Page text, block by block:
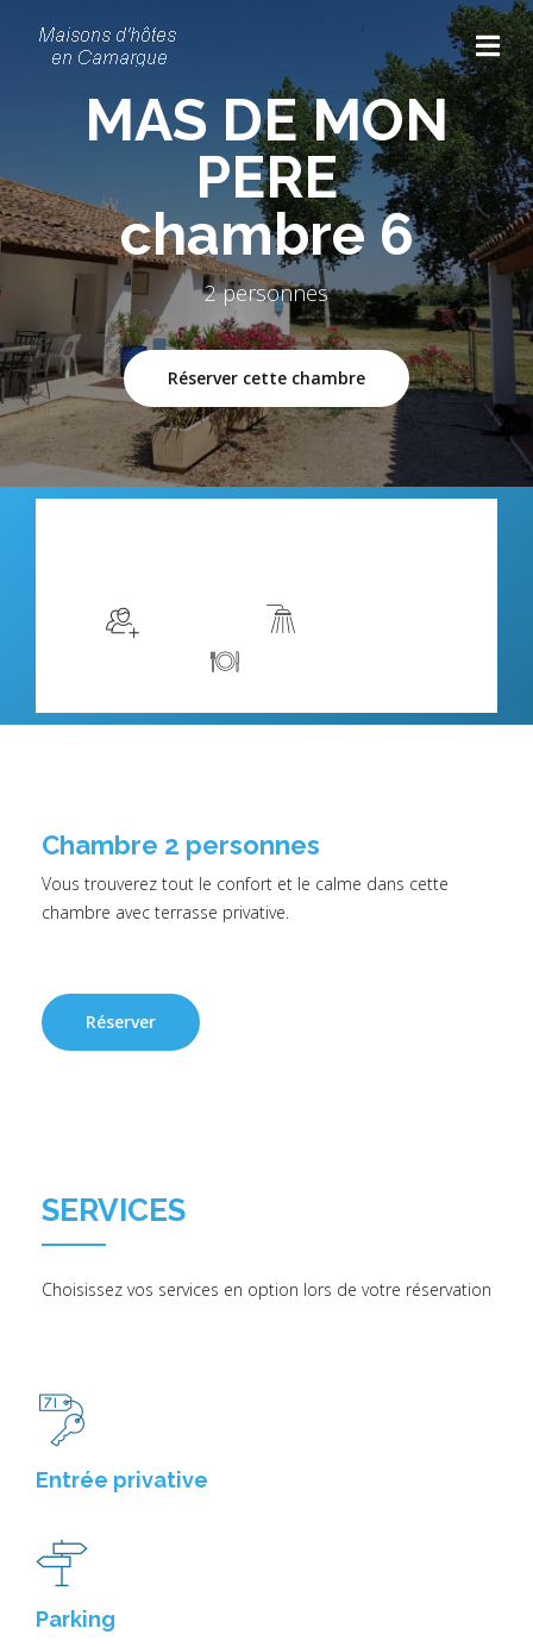
MAS DE MON
PERE
chambre 6
2 personnes
Réserver cette chambre
Chambre 2 personnes
Vous trouverez tout le confort et le calme dans cette
chambre avec terrasse privative.
Réserver
SERVICES
Choisissez vos services en option lors de votre réservation
Entrée privative
Parking